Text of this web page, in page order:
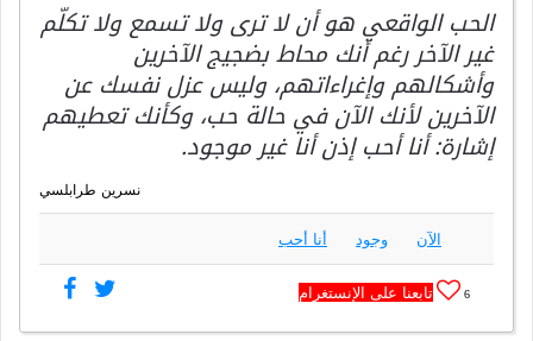
الحب الواقعي هو أن لا ترى ولا تسمع ولا تكلّم
غير الآخر رغم أنك محاط بضجيج الآخرين
وأشكالهم وإغراءاتهم، وليس عزل نفسك عن
الآخرين لأنك الآن في حالة حب، وكأنك تعطيهم
إشارة: أنا أحب إذن أنا غير موجود.
نسرين طرابلسي
الآن وجود أنا أحب
6 تابعنا على الإنستغرام